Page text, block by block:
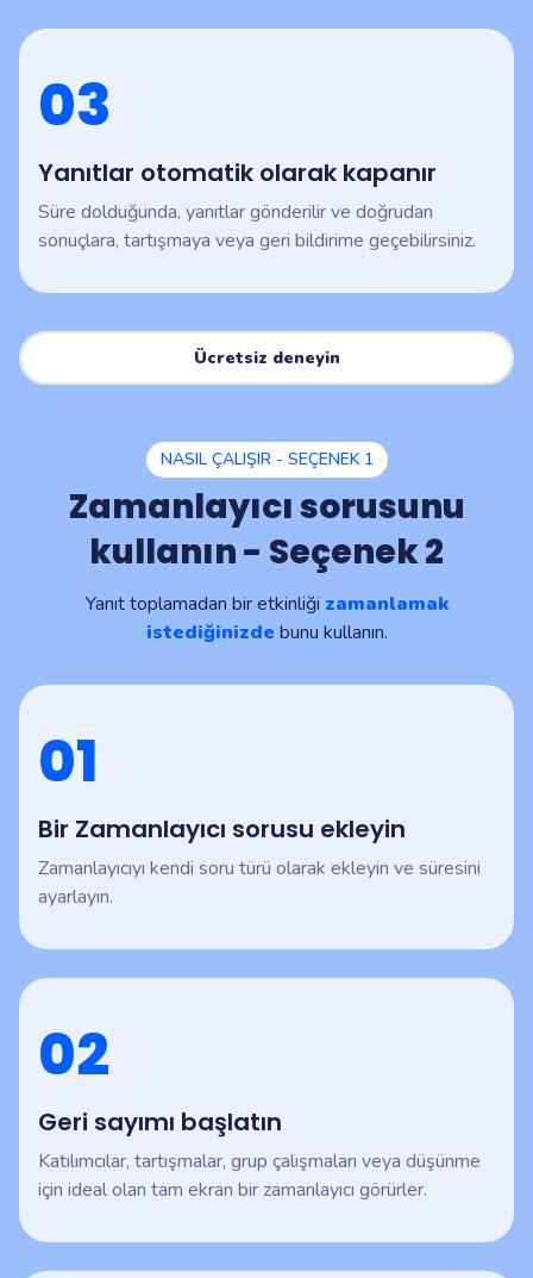
03
Yanıtlar otomatik olarak kapanır
Süre dolduğunda, yanıtlar gönderilir ve doğrudan
sonuçlara, tartışmaya veya geri bildirime geçebilirsiniz.
Ücretsiz deneyin
NASIL ÇALIŞIR - SEÇENEK 1
Zamanlayıcı sorusunu
kullanın - Seçenek 2
Yanıt toplamadan bir etkinliği zamanlamak
istediğinizde bunu kullanın.
01
Bir Zamanlayıcı sorusu ekleyin
Zamanlayıcıyı kendi soru türü olarak ekleyin ve süresini
ayarlayın.
02
Geri sayımı başlatın
Katılımcılar, tartışmalar, grup çalışmaları veya düşünme
için ideal olan tam ekran bir zamanlayıcı görürler.